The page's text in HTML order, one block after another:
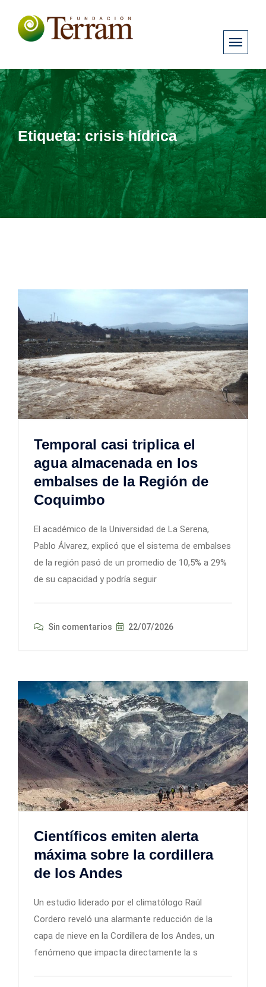
Etiqueta:crisis hídrica
Temporal casi triplica el
agua almacenada en los
embalses de la Región de
Coquimbo
El académico de la Universidad de La Serena,
Pablo Álvarez, explicó que el sistema de embalses
de la región pasó de un promedio de 10,5% a 29%
de su capacidad y podría seguir
Sin comentarios 22/07/2026
Científicos emiten alerta
máxima sobre la cordillera
de los Andes
Un estudio liderado por el climatólogo Raúl
Cordero reveló una alarmante reducción de la
capa de nieve en la Cordillera de los Andes, un
fenómeno que impacta directamente la s